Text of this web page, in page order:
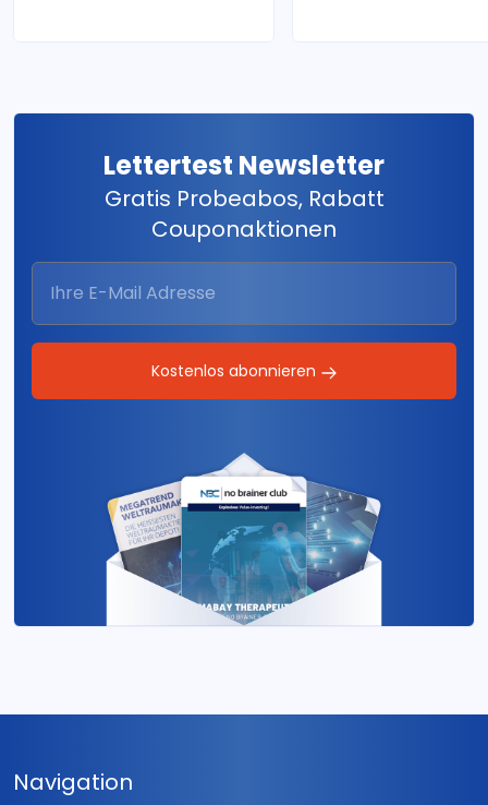
Lettertest Newsletter
Gratis Probeabos, Rabatt
Couponaktionen
Kostenlos abonnieren
Navigation